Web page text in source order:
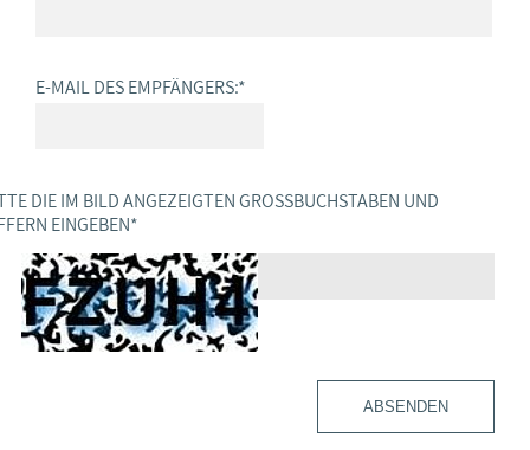
E-MAIL DES EMPFÄNGERS:*
DIE IM BILD ANGEZEIGTEN GROSSBUCHSTABEN UND Z
EINGEBEN *
ABSENDEN